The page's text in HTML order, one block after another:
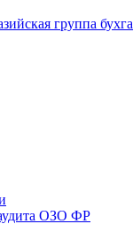
группа
ОЗО ФР